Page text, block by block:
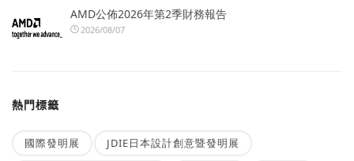
AMD公佈2026年第2季財務報告
2026/08/07
熱門標籤
國際發明展 JDIE日本設計創意暨發明展